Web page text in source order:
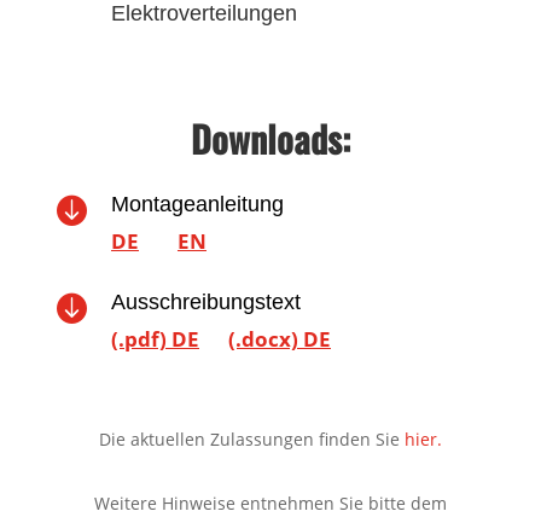
Elektroverteilungen
Downloads:
 Montageanleitung
DE EN
 Ausschreibungstext
(.pdf) DE (.docx) DE
Die aktuellen Zulassungen finden Sie hier.
Weitere Hinweise entnehmen Sie bitte dem